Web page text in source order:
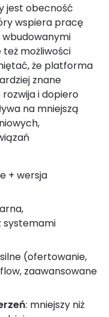
jest obecność
wspiera pracę
wbudowanymi
możliwości
że platforma
znane
i dopiero
na mniejszą
+ wersja
systemami
(ofertowanie,
zaawansowane
: mniejszy niż